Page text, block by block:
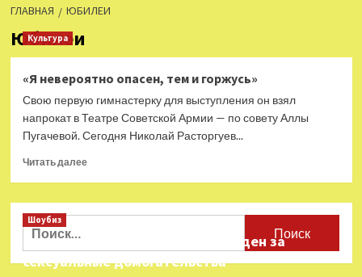
ГЛАВНАЯ ЮБИЛЕИ
Юбилеи
Культура
«Я невероятно опасен, тем и горжусь»
Свою первую гимнастерку для выступления он взял
напрокат в Театре Советской Армии — по совету Аллы
Пугачевой. Сегодня Николай Расторгуев...
Читать далееПрочитать
«Я
тем
и
Найти:
Шоубиз
Звезда «Игры в кальмара» осужден за
сексуальные домогательства